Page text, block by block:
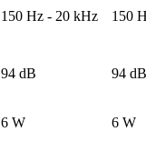
150 Hz - 20 kHz 150
94 dB 94 dB
6 W 6 W